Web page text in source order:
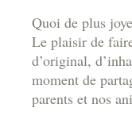
Quoi de plus
Le plaisir de
d’original,
moment de
parents et nos